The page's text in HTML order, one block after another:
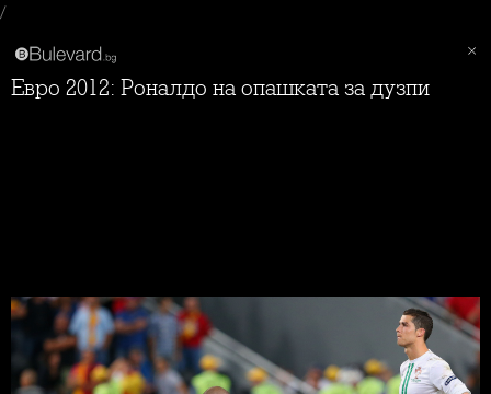
/
Евро 2012: Роналдо на опашката за дузпи